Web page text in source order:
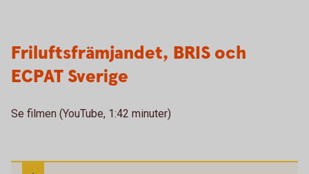
Friluftsfrämjandet, BRIS och
ECPAT Sverige
Se filmen (YouTube, 1:42 minuter)